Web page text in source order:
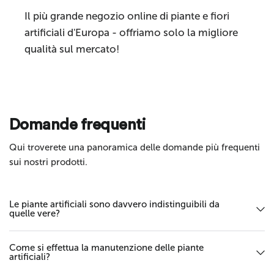
Categoria prodotto piante artificiali
Invia
Il più grande negozio online di piante e fiori
artificiali d'Europa - offriamo solo la migliore
qualità sul mercato!
Domande frequenti
Qui troverete una panoramica delle domande più frequenti
sui nostri prodotti.
Le piante artificiali sono davvero indistinguibili da
quelle vere?
Come si effettua la manutenzione delle piante
artificiali?